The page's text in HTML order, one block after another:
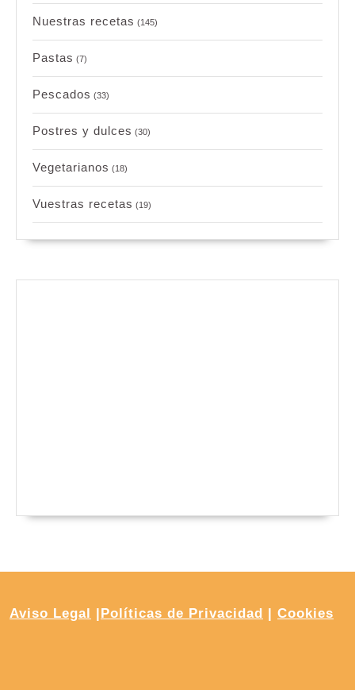
Nuestras recetas (145)
Pastas (7)
Pescados (33)
Postres y dulces (30)
Vegetarianos (18)
Vuestras recetas (19)
Aviso Legal |Políticas de Privacidad | Cookies